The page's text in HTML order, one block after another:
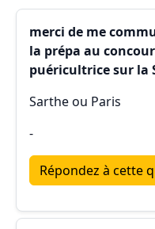
merci de me
la prépa au
puéricultrice sur la
Sarthe ou Paris
-
Répondez à cette